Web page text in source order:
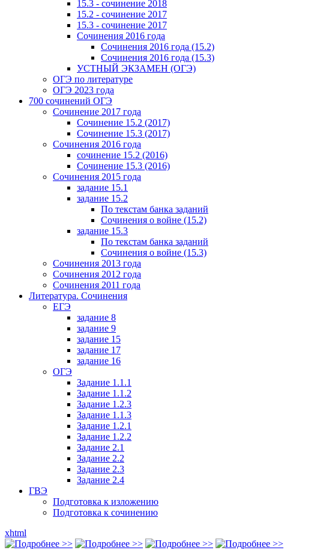
15.3 - сочинение 2018
15.2 - сочинение 2017
15.3 - сочинение 2017
Сочинения 2016 года
Сочинения 2016 года (15.2)
Сочинения 2016 года (15.3)
УСТНЫЙ ЭКЗАМЕН (ОГЭ)
ОГЭ по литературе
ОГЭ 2023 года
700 cочинений ОГЭ
Сочинение 2017 года
Сочинение 15.2 (2017)
Сочинение 15.3 (2017)
Сочинения 2016 года
сочинение 15.2 (2016)
Сочинение 15.3 (2016)
Сочинения 2015 года
задание 15.1
задание 15.2
По текстам банка заданий
Сочинения о войне (15.2)
задание 15.3
По текстам банка заданий
Сочинения о войне (15.3)
Сочинения 2013 года
Сочинения 2012 года
Сочинения 2011 года
Литература. Сочинения
ЕГЭ
задание 8
задание 9
задание 15
задание 17
задание 16
ОГЭ
Задание 1.1.1
Задание 1.1.2
Задание 1.2.3
Задание 1.1.3
Задание 1.2.1
Задание 1.2.2
Задание 2.1
Задание 2.2
Задание 2.3
Задание 2.4
ГВЭ
Подготовка к изложению
Подготовка к сочинению
xhtml